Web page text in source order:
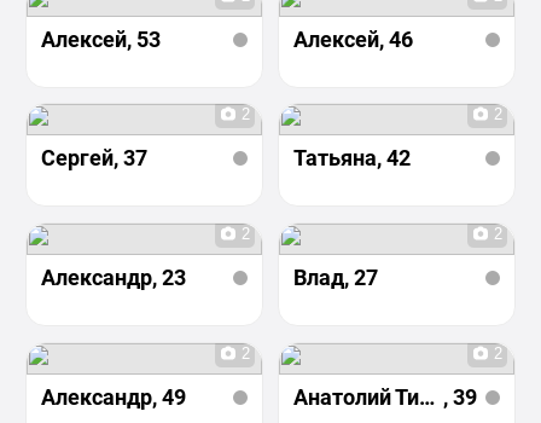
Алексей, 53 Алексей, 46
2
Сергей, 37
2
Татьяна, 42
2
Александр, 23
2
Влад, 27
2
Александр, 49
2
Анатолий Тимченко , 39